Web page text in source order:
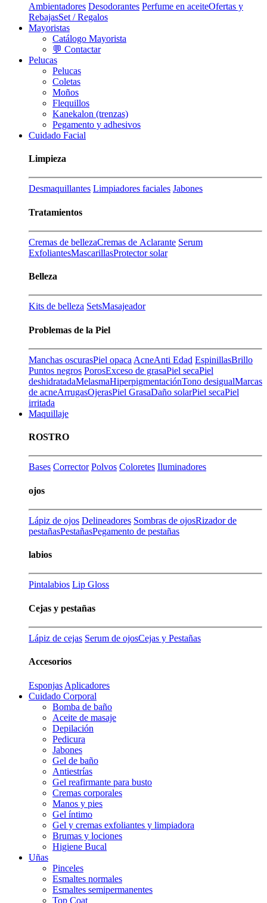
Ambientadores Desodorantes Perfume en aceiteOfertas y
RebajasSet / Regalos
Mayoristas
Catálogo Mayorista
💬 Contactar
Pelucas
Pelucas
Coletas
Moños
Flequillos
Kanekalon (trenzas)
Pegamento y adhesivos
Cuidado Facial
Limpieza
Desmaquillantes Limpiadores faciales Jabones
Tratamientos
Cremas de bellezaCremas de Aclarante Serum
ExfoliantesMascarillasProtector solar
Belleza
Kits de belleza SetsMasajeador
Problemas de la Piel
Manchas oscurasPiel opaca AcneAnti Edad EspinillasBrillo
Puntos negros PorosExceso de grasaPiel secaPiel
deshidratadaMelasmaHiperpigmentaciónTono desigualMarcas
de acneArrugasOjerasPiel GrasaDaño solarPiel secaPiel
irritada
Maquillaje
ROSTRO
Bases Corrector Polvos Coloretes Iluminadores
ojos
Lápiz de ojos Delineadores Sombras de ojosRizador de
pestañasPestañasPegamento de pestañas
labios
Pintalabios Lip Gloss
Cejas y pestañas
Lápiz de cejas Serum de ojosCejas y Pestañas
Accesorios
Esponjas Aplicadores
Cuidado Corporal
Bomba de baño
Aceite de masaje
Depilación
Pedicura
Jabones
Gel de baño
Antiestrías
Gel reafirmante para busto
Cremas corporales
Manos y pies
Gel íntimo
Gel y cremas exfoliantes y limpiadora
Brumas y lociones
Higiene Bucal
Uñas
Pinceles
Esmaltes normales
Esmaltes semipermanentes
Top Coat